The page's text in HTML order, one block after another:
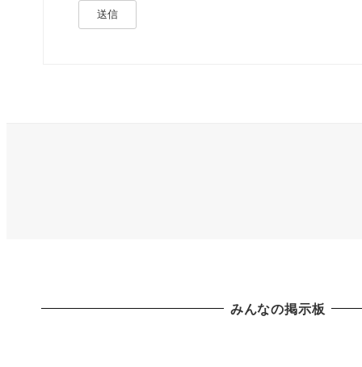
送信
みんなの掲示板